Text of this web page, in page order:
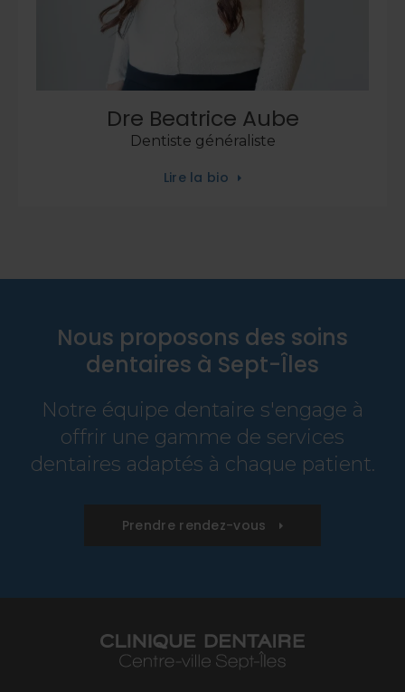
Dre Beatrice Aube
Dentiste généraliste
Lire la bio
Nous proposons des soins
dentaires à Sept-Îles
Notre équipe dentaire s'engage à
offrir une gamme de services
dentaires adaptés à chaque patient.
Prendre rendez-vous